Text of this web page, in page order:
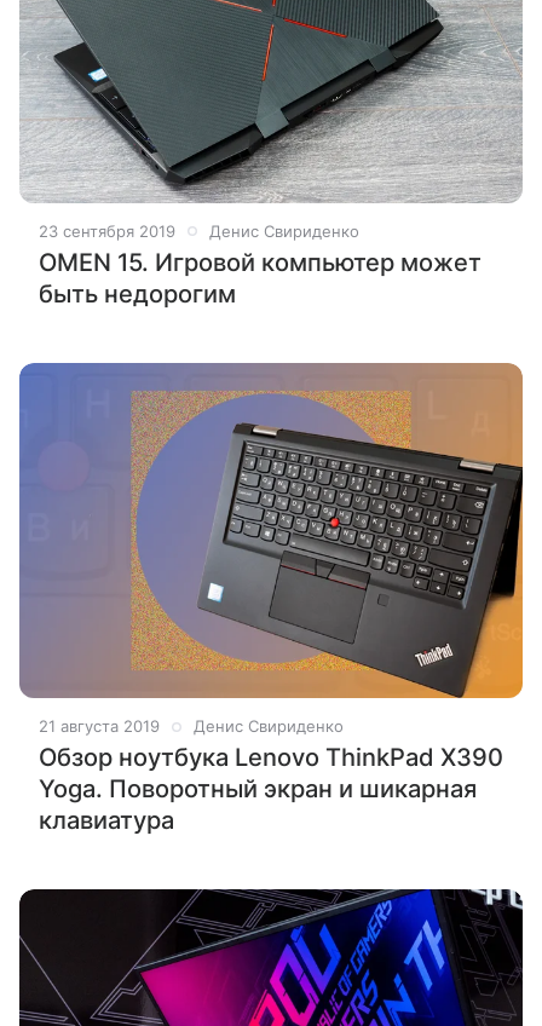
23 сентября 2019 Денис Свириденко
OMEN 15. Игровой компьютер может
быть недорогим
21 августа 2019 Денис Свириденко
Обзор ноутбука Lenovo ThinkPad X390
Yoga. Поворотный экран и шикарная
клавиатура